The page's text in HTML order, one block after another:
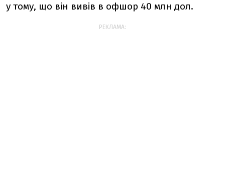
у тому, що він вивів в офшор 40 млн дол.
РЕКЛАМА: